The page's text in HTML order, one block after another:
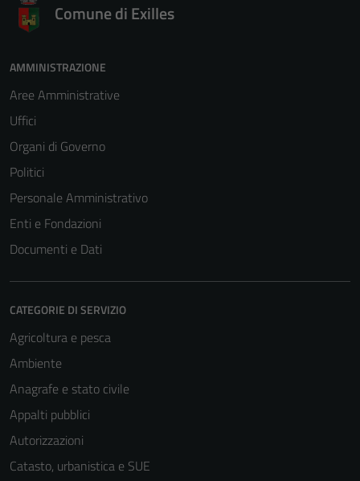
Comune di Exilles
AMMINISTRAZIONE
Aree Amministrative
Uffici
Organi di Governo
Politici
Personale Amministrativo
Enti e Fondazioni
Documenti e Dati
CATEGORIE DI SERVIZIO
Agricoltura e pesca
Ambiente
Anagrafe e stato civile
Appalti pubblici
Autorizzazioni
Catasto, urbanistica e SUE